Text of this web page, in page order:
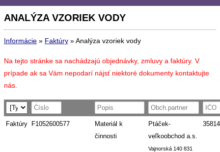
ANALÝZA VZORIEK VODY
Informácie » Faktúry »Analýza vzoriek vody
Na tejto stránke sa nachádzajú objednávky, zmluvy a faktúry. V
prípade ak sa Vám nepodarí nájsť niektoré dokumenty kontaktujte
nás.
Faktúry F1052600577
Materiál k
činnosti
Ptáček-
veľkoobchod a.s.
Vajnorská 140 831